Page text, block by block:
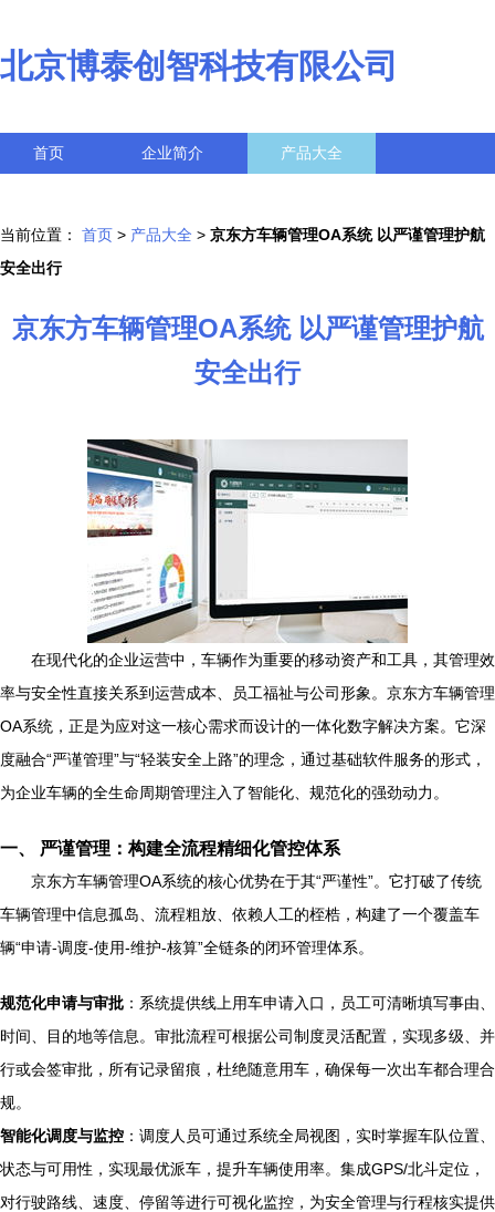
北京博泰创智科技有限公司
首页 企业简介 产品大全
当前位置： 首页 > 产品大全 > 京东方车辆管理OA系统 以严谨管理护航
安全出行
京东方车辆管理OA系统 以严谨管理护航
安全出行
在现代化的企业运营中，车辆作为重要的移动资产和工具，其管理效
率与安全性直接关系到运营成本、员工福祉与公司形象。京东方车辆管理
OA系统，正是为应对这一核心需求而设计的一体化数字解决方案。它深
度融合“严谨管理”与“轻装安全上路”的理念，通过基础软件服务的形式，
为企业车辆的全生命周期管理注入了智能化、规范化的强劲动力。
一、 严谨管理：构建全流程精细化管控体系
京东方车辆管理OA系统的核心优势在于其“严谨性”。它打破了传统
车辆管理中信息孤岛、流程粗放、依赖人工的桎梏，构建了一个覆盖车
辆“申请-调度-使用-维护-核算”全链条的闭环管理体系。
规范化申请与审批 ：系统提供线上用车申请入口，员工可清晰填写事由、
时间、目的地等信息。审批流程可根据公司制度灵活配置，实现多级、并
行或会签审批，所有记录留痕，杜绝随意用车，确保每一次出车都合理合
规。
智能化调度与监控 ：调度人员可通过系统全局视图，实时掌握车队位置、
状态与可用性，实现最优派车，提升车辆使用率。集成GPS/北斗定位，
对行驶路线、速度、停留等进行可视化监控，为安全管理与行程核实提供